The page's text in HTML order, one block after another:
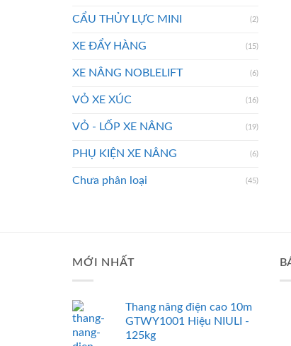
CẨU THỦY LỰC MINI (2)
XE ĐẨY HÀNG (15)
XE NÂNG NOBLELIFT (6)
VỎ XE XÚC (16)
VỎ - LỐP XE NÂNG (19)
PHỤ KIỆN XE NÂNG (6)
Chưa phân loại (45)
MỚI NHẤT
Thang nâng điện cao 10m
GTWY1001 Hiệu NIULI -
125kg